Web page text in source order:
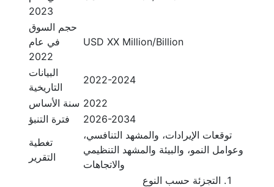
2023
حجم السوق
في عام
2022
USD XX Million/Billion
البيانات
التاريخية
2022-2024
سنة الأساس 2022
فترة التنبؤ
2026-2034
تغطية
التقرير
توقعات الإيرادات، والمشهد التنافسي،
وعوامل النمو، والبيئة والمشهد التنظيمي
والاتجاهات
التجزئة حسب النوع